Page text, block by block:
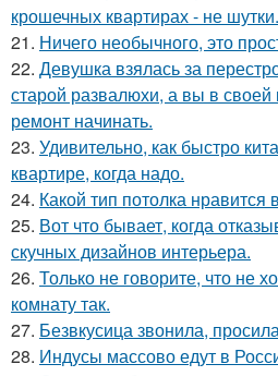
крошечных квартирах - не шутки.
21. Ничего необычного, это
22. Девушка взялась за
старой развалюхи, а вы в своей
ремонт начинать.
23. Удивительно, как быстро
квартире, когда надо.
24. Какой тип потолка нравится
25. Вот что бывает, когда
скучных дизайнов интерьера.
26. Только не говорите, что не
комнату так.
27. Безвкусица звонила,
28. Индусы массово едут в